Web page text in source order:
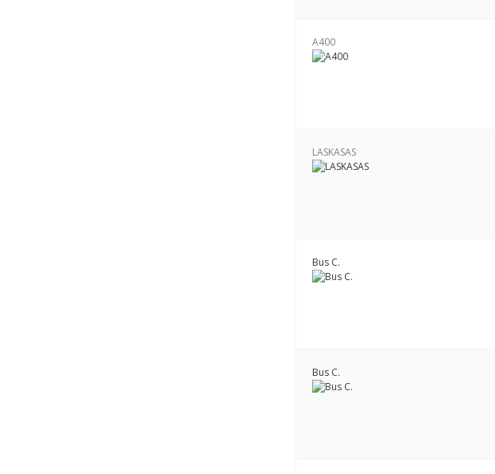
A400
LASKASAS
Bus C.
Bus C.